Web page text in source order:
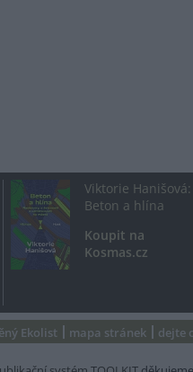
Viktorie Hanišová:
Beton a hlína
Koupit na
Kosmas.cz
Ekolist mapa stránek dejte